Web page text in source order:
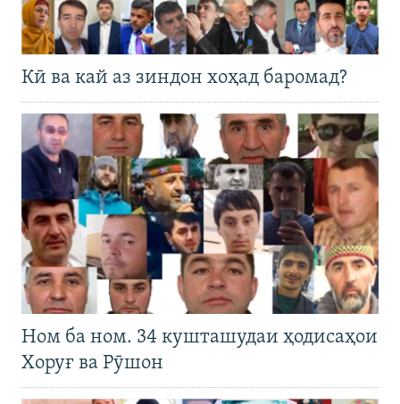
Кӣ ва кай аз зиндон хоҳад баромад?
Ном ба ном. 34 кушташудаи ҳодисаҳои
Хоруғ ва Рӯшон